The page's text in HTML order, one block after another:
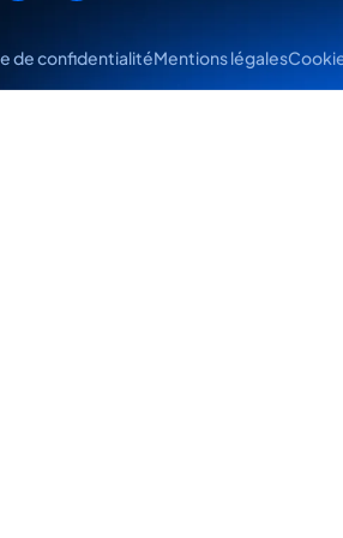
de confidentialitéMentions légales